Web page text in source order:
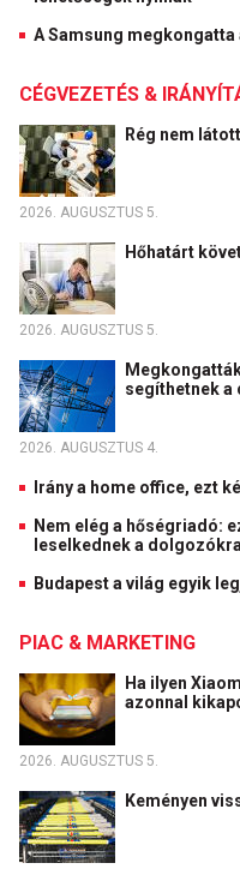
A Samsung
CÉGVEZETÉS &
Rég nem
2026. AUGUSZTUS 5.
Hőhatárt
2026. AUGUSZTUS 5.
segíthetnek a
2026. AUGUSZTUS 4.
Irány a home office, ezt
Nem elég a hőségriadó:
leselkednek a
Budapest a világ egyik
PIAC & MARKETING
Ha ilyen
azonnal
2026. AUGUSZTUS 5.
Keményen